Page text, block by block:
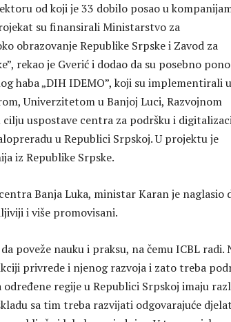
od koji je 33 dobilo posao u
su finansirali Ministarstvo za
obrazovanje Republike Srpske i Zavod za
rekao je Gverić i dodao da su posebno
haba „DIH IDEMO”, koji su implementirali u
Univerzitetom u Banjoj Luci, Razvojnom
cilju uspostave centra za podršku i
u Republici Srpskoj. U projektu je
iz Republike Srpske.
Banja Luka, ministar Karan je naglasio
i više promovisani.
poveže nauku i praksu, na čemu ICBL radi.
privrede i njenog razvoja i zato treba
regije u Republici Srpskoj imaju
sa tim treba razvijati odgovarajuće